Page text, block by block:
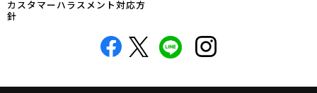
カスタマーハラスメント対応方
針